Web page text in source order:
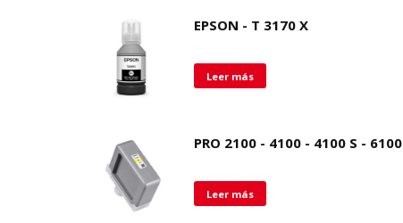
EPSON - T 3170 X
Leer más
PRO 2100 - 4100 - 4100 S - 6100
Leer más